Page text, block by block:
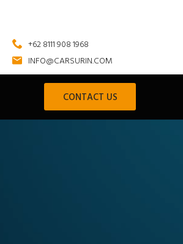
+62 8111 908 1968
INFO@CARSURIN.COM
CONTACT US